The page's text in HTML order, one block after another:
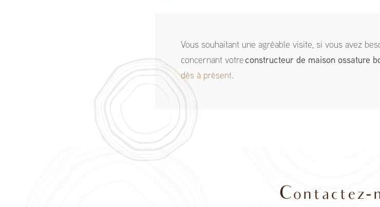
Vous souhaitant une agréable visite, si vous avez
concernant votreconstructeur de maison ossature
dès à présent.
Contactez-